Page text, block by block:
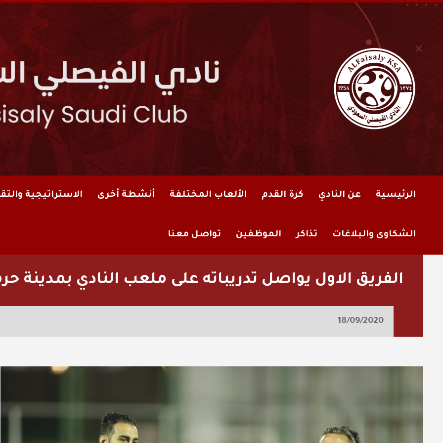
الرئيسية عن النادي كرة القدم الألعاب المختلفة أنشطة أخرى الاستراتيجية
الشكاوى والبلاغات تذاكر الموظفين تواصل معنا
الفريق الاول يواصل تدريباته على ملعب النادي بمدينة
18/09/2020